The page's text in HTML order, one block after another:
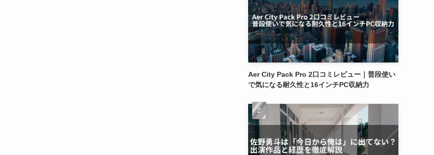
Aer City Pack Pro 2口コミレビュー｜普段使い
で気になる耐久性と16インチPC収納力